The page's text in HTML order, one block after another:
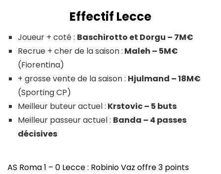
Effectif Lecce
Joueur + coté : Baschirotto et Dorgu – 7M€
Recrue + cher de la saison : Maleh – 5M€
(Fiorentina)
+ grosse vente de la saison : Hjulmand – 18M€
(Sporting CP)
Meilleur buteur actuel : Krstovic – 5 buts
Meilleur passeur actuel : Banda – 4 passes
décisives
AS Roma 1 – 0 Lecce : Robinio Vaz offre 3 points